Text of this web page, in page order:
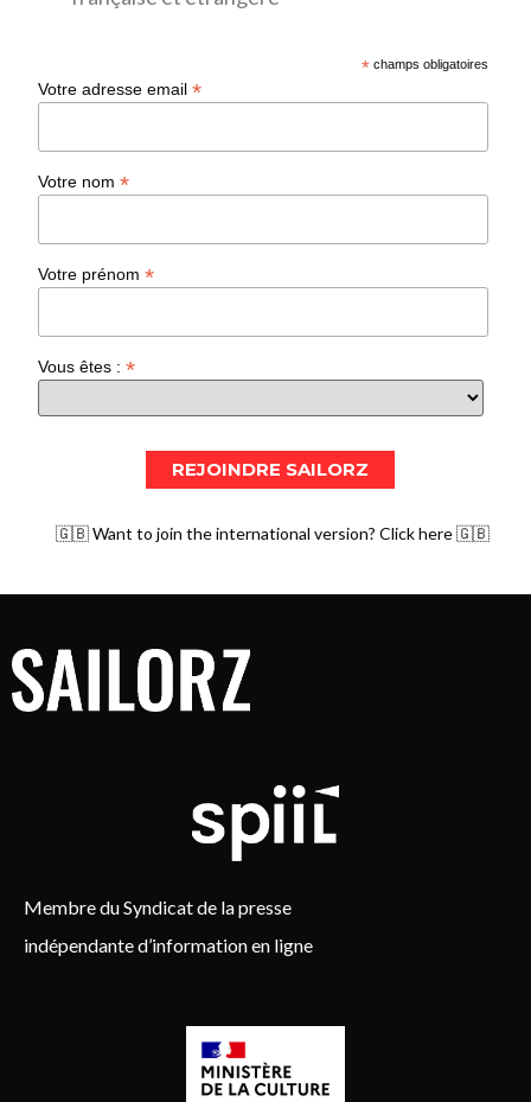
* champs obligatoires
Votre adresse email*
Votre nom*
Votre prénom*
Vous êtes :*
🇬🇧 Want to join the international version? Click here 🇬🇧
Membre du Syndicat de la presse
indépendante d’information en ligne